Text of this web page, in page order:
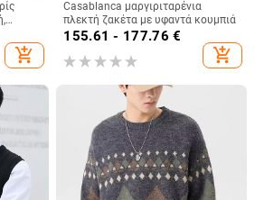
add_shopping_cart
Casablanca μαργιριταρένια
πλεκτή ζακέτα με υφαντά κουμπιά
155.61 - 177.76 €
add_shopping_cart